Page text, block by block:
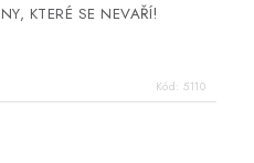
KTERÉ SE NEVAŘÍ!
Kód: 5110